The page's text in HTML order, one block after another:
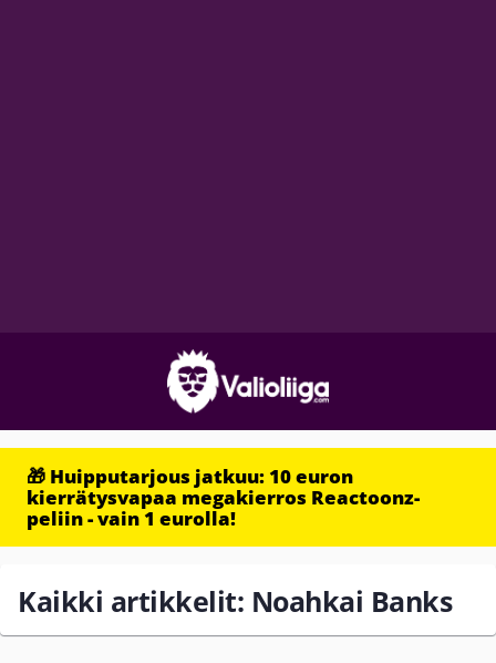
🎁 Huipputarjous jatkuu: 10 euron
kierrätysvapaa megakierros Reactoonz-
peliin - vain 1 eurolla!
Kaikki artikkelit: Noahkai Banks